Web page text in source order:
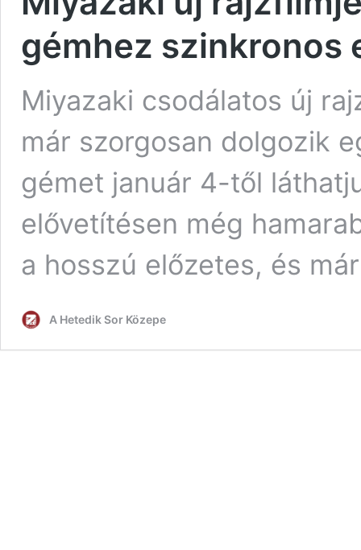
gémhez szinkronos
Miyazaki csodálatos új
már szorgosan dolgozik
gémet január 4-től
elővetítésen még
a hosszú előzetes, és
A Hetedik Sor Közepe